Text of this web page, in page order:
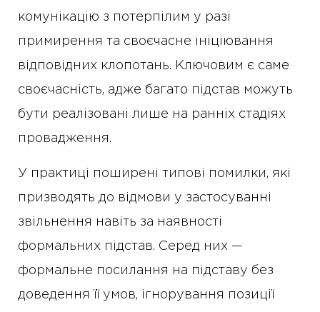
комунікацію з потерпілим у разі
примирення та своєчасне ініціювання
відповідних клопотань. Ключовим є саме
своєчасність, адже багато підстав можуть
бути реалізовані лише на ранніх стадіях
провадження.
У практиці поширені типові помилки, які
призводять до відмови у застосуванні
звільнення навіть за наявності
формальних підстав. Серед них —
формальне посилання на підставу без
доведення її умов, ігнорування позиції